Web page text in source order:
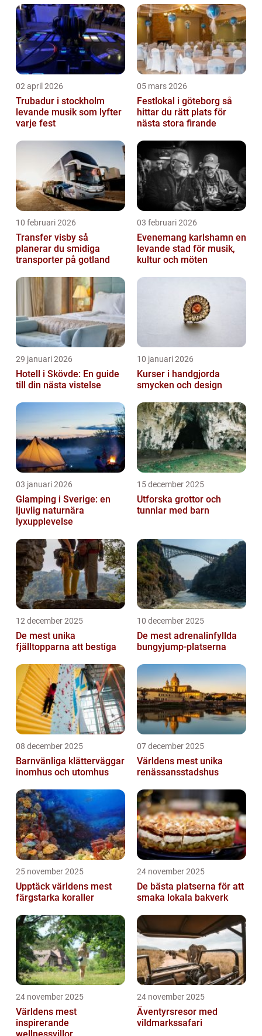
02 april 2026
Trubadur i stockholm
levande musik som lyfter
varje fest
05 mars 2026
Festlokal i göteborg så
hittar du rätt plats för
nästa stora firande
10 februari 2026
Transfer visby så
planerar du smidiga
transporter på gotland
03 februari 2026
Evenemang karlshamn en
levande stad för musik,
kultur och möten
29 januari 2026
Hotell i Skövde: En guide
till din nästa vistelse
10 januari 2026
Kurser i handgjorda
smycken och design
03 januari 2026
Glamping i Sverige: en
ljuvlig naturnära
lyxupplevelse
15 december 2025
Utforska grottor och
tunnlar med barn
12 december 2025
De mest unika
fjälltopparna att bestiga
10 december 2025
De mest adrenalinfyllda
bungyjump-platserna
08 december 2025
Barnvänliga klätterväggar
inomhus och utomhus
07 december 2025
Världens mest unika
renässansstadshus
25 november 2025
Upptäck världens mest
färgstarka koraller
24 november 2025
De bästa platserna för att
smaka lokala bakverk
24 november 2025
Världens mest
inspirerande
24 november 2025
Äventyrsresor med
vildmarkssafari